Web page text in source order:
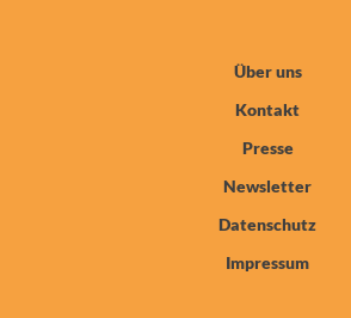
Über uns
Kontakt
Presse
Newsletter
Datenschutz
Impressum